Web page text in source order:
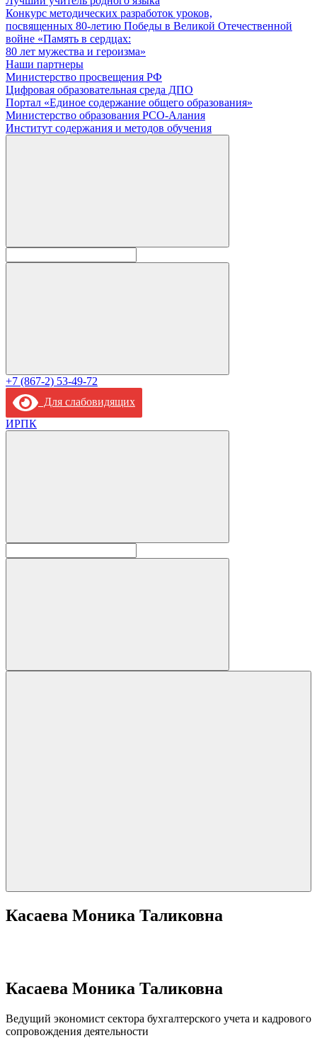
Конкурс методических разработок уроков,
посвященных 80-летию Победы в Великой Отечественной
войне «Память в сердцах:
80 лет мужества и героизма»
Наши партнеры
Министерство просвещения РФ
Цифровая образовательная среда ДПО
Портал «Единое содержание общего образования»
Министерство образования РСО-Алания
Институт содержания и методов обучения
+7 (867-2) 53-49-72
Для слабовидящих
ИРПК
Касаева Моника Таликовна
Касаева Моника Таликовна
Ведущий экономист сектора бухгалтерского учета и кадрового
сопровождения деятельности